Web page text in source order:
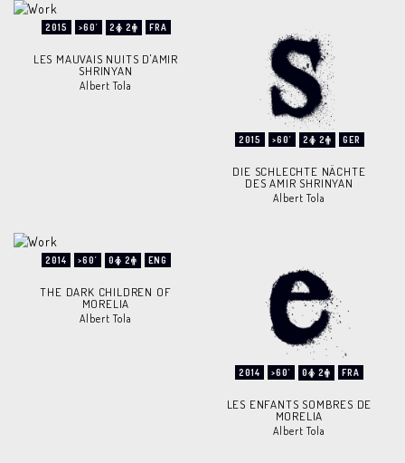
2015 >60' 2 2 FRA
LES MAUVAIS NUITS D'AMIR
SHRINYAN
Albert Tola
2015 >60' 2 2 GER
DIE SCHLECHTE NÄCHTE
DES AMIR SHRINYAN
Albert Tola
2014 >60' 0 2 ENG
THE DARK CHILDREN OF
MORELIA
Albert Tola
2014 >60' 0 2 FRA
LES ENFANTS SOMBRES DE
MORELIA
Albert Tola